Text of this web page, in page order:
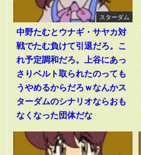
スターダム
中野たむとウナギ・サヤカ対
戦でたむ負けて引退だろ。こ
れ予定調和だろ。上谷にあっ
さりベルト取られたのっても
うやめるからだろｗなんかス
ターダムのシナリオならおも
なくなった団体だな